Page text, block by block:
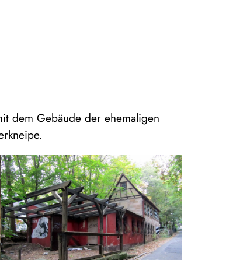
dem Gebäude der ehemaligen